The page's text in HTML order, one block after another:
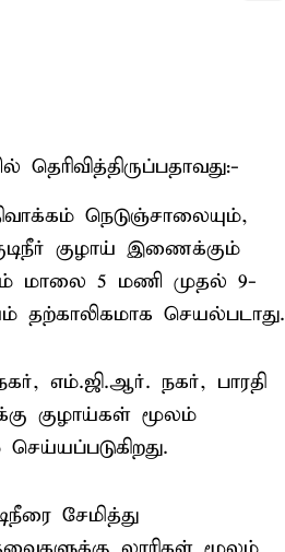
நெடுஞ்சாலையும்,
குழாய் இணைக்கும்
மாலை 5 மணி முதல் 9-
தற்காலிகமாக செயல்படாது.
எம்.ஜி.ஆர். நகர், பாரதி
குழாய்கள் மூலம்
சேமித்து